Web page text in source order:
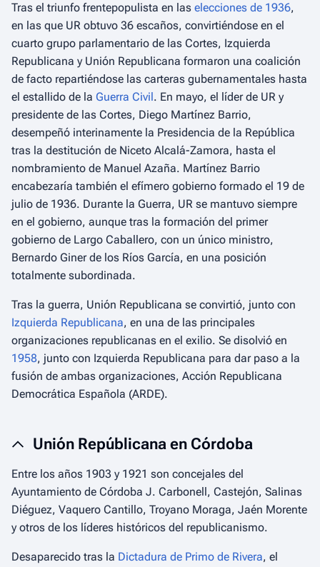
Tras el triunfo frentepopulista en las elecciones de 1936,
en las que UR obtuvo 36 escaños, convirtiéndose en el
cuarto grupo parlamentario de las Cortes, Izquierda
Republicana y Unión Republicana formaron una coalición
de facto repartiéndose las carteras gubernamentales hasta
el estallido de la Guerra Civil. En mayo, el líder de UR y
presidente de las Cortes, Diego Martínez Barrio,
desempeñó interinamente la Presidencia de la República
tras la destitución de Niceto Alcalá-Zamora, hasta el
nombramiento de Manuel Azaña. Martínez Barrio
encabezaría también el efímero gobierno formado el 19 de
julio de 1936. Durante la Guerra, UR se mantuvo siempre
en el gobierno, aunque tras la formación del primer
gobierno de Largo Caballero, con un único ministro,
Bernardo Giner de los Ríos García, en una posición
totalmente subordinada.
Tras la guerra, Unión Republicana se convirtió, junto con
Izquierda Republicana, en una de las principales
organizaciones republicanas en el exilio. Se disolvió en
1958, junto con Izquierda Republicana para dar paso a la
fusión de ambas organizaciones, Acción Republicana
Democrática Española (ARDE).
Unión Repúblicana en Córdoba
Entre los años 1903 y 1921 son concejales del
Ayuntamiento de Córdoba J. Carbonell, Castejón, Salinas
Diéguez, Vaquero Cantillo, Troyano Moraga, Jaén Morente
y otros de los líderes históricos del republicanismo.
Desaparecido tras la Dictadura de Primo de Rivera, el